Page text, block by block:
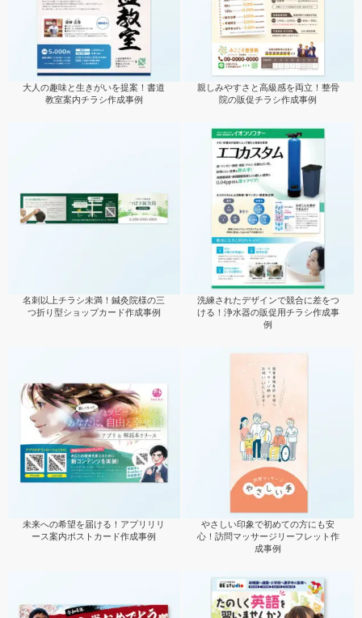
大人の趣味と生きがいを提案！書道
教室案内チラシ作成事例
親しみやすさと高級感を両立！整骨
院の販促チラシ作成事例
名刺以上チラシ未満！鍼灸院様の三
つ折り型ショップカード作成事例
洗練されたデザインで競合に差をつ
ける！浄水器の販促用チラシ作成事
例
未来への希望を届ける！アプリリリ
ース案内ポストカード作成事例
やさしい印象で初めての方にも安
心！訪問マッサージリーフレット作
成事例